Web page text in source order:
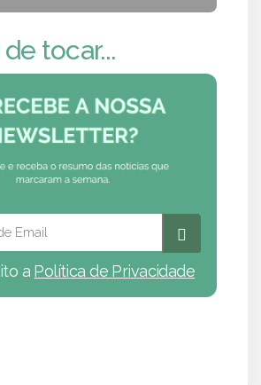
tocar...
a Política de Privacidade